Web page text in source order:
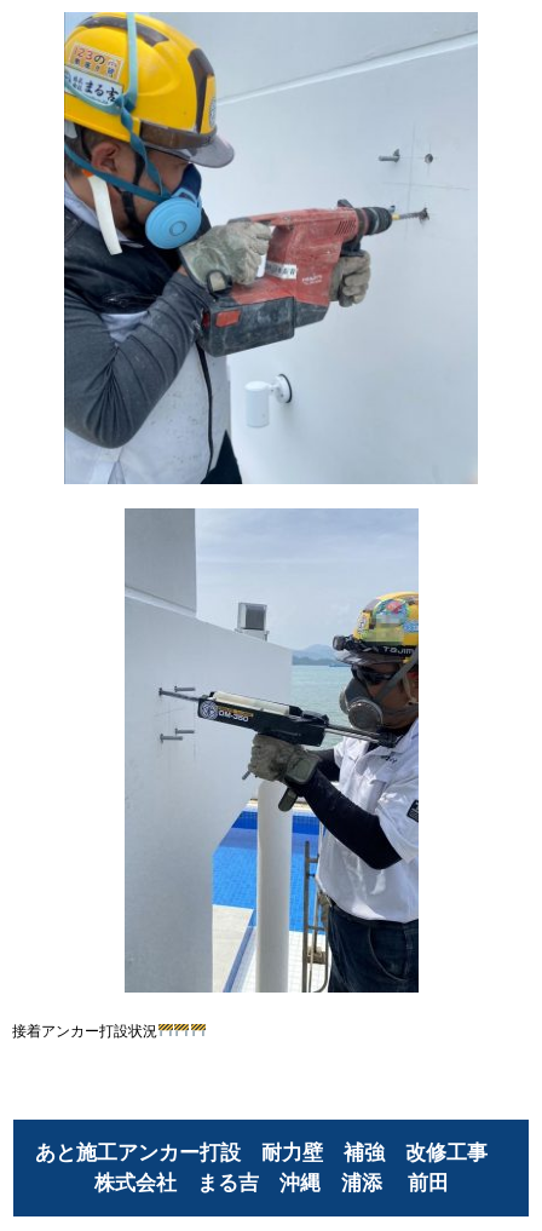
接着アンカー打設状況
あと施工アンカー打設 耐力壁 補強 改修工事
株式会社 まる吉 沖縄 浦添 前田